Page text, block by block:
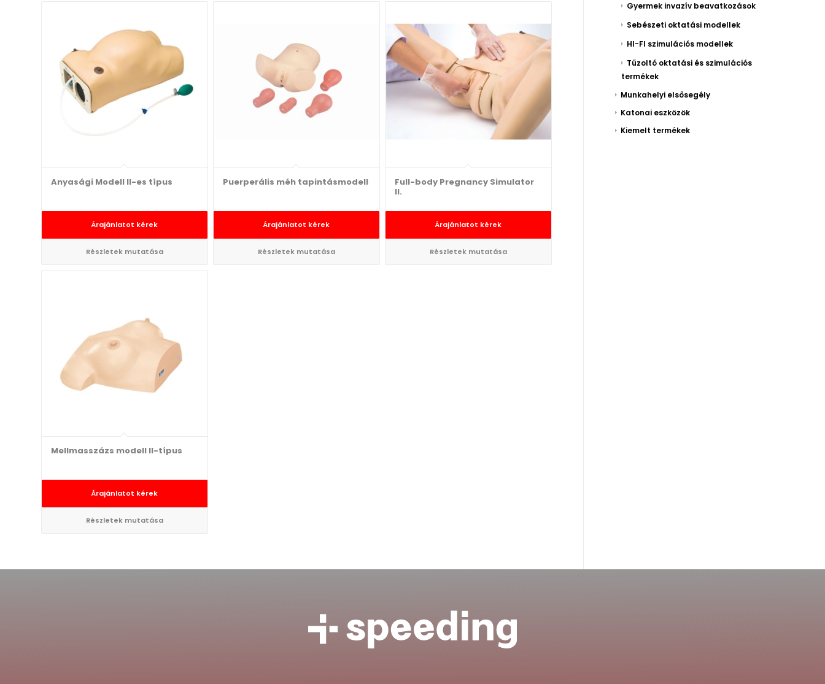
Anyasági Modell II-es típus
Árajánlatot kérek
Részletek mutatása
Puerperális méh tapintásmodell
Árajánlatot kérek
Részletek mutatása
Full-body Pregnancy Simulator
II.
Árajánlatot kérek
Részletek mutatása
Mellmasszázs modell II-típus
Árajánlatot kérek
Részletek mutatása
Gyermek invazív beavatkozások
Sebészeti oktatási modellek
HI-FI szimulációs modellek
Tűzoltó oktatási és szimulációs
termékek
Munkahelyi elsősegély
Katonai eszközök
Kiemelt termékek